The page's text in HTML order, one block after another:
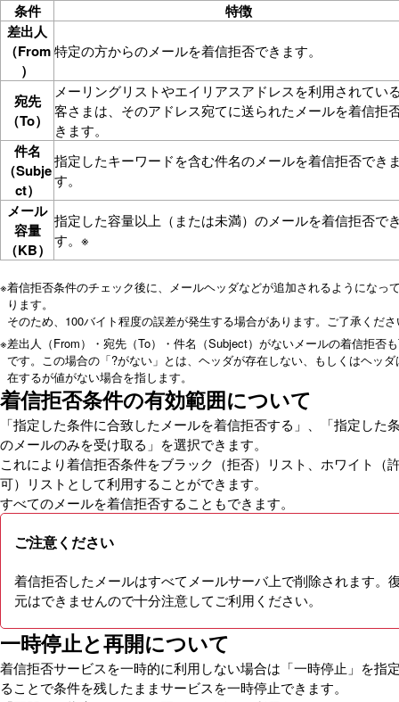
条件
特徴
差出人
（From
）
特定の方からのメールを着信拒否できます。
宛先
（To）
メーリングリストやエイリアスアドレスを利用されてい
客さまは、そのアドレス宛てに送られたメールを着信拒
きます。
件名
（Subje
ct）
指定したキーワードを含む件名のメールを着信拒否でき
す。
メール
容量
（KB）
指定した容量以上（または未満）のメールを着信拒否で
す。※
※着信拒否条件のチェック後に、メールヘッダなどが追加されるようになっ
ります。
そのため、100バイト程度の誤差が発生する場合があります。ご了承くだ
※差出人（From）・宛先（To）・件名（Subject）がないメールの着信拒否
です。この場合の「?がない」とは、ヘッダが存在しない、もしくはヘッダ
在するが値がない場合を指します。
着信拒否条件の有効範囲について
「指定した条件に合致したメールを着信拒否する」、「指定した
のメールのみを受け取る」を選択できます。
これにより着信拒否条件をブラック（拒否）リスト、ホワイト（
可）リストとして利用することができます。
すべてのメールを着信拒否することもできます。
ご注意ください
着信拒否したメールはすべてメールサーバ上で削除されます。
元はできませんので十分注意してご利用ください。
一時停止と再開について
着信拒否サービスを一時的に利用しない場合は「一時停止」を指
ることで条件を残したままサービスを一時停止できます。